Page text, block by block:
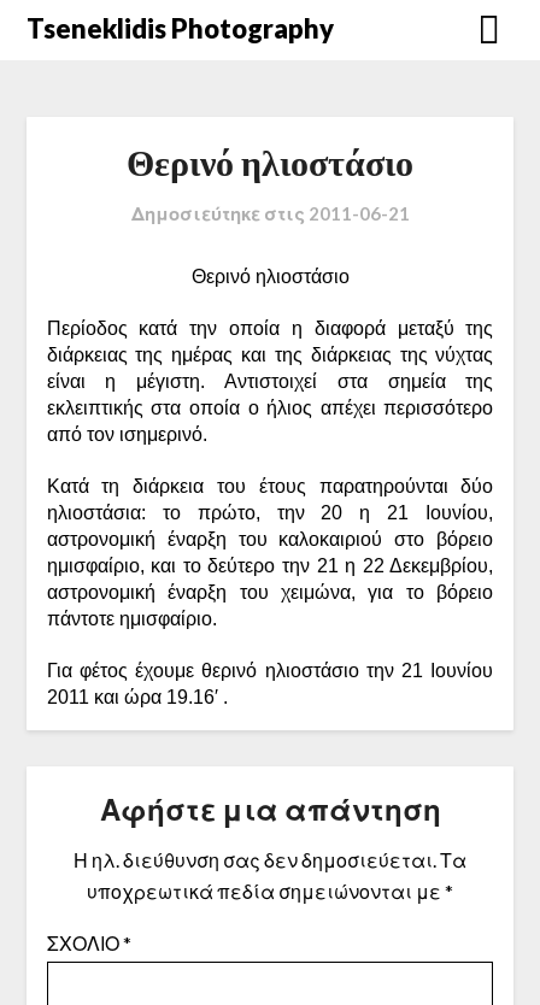
Μετάβαση
Tseneklidis Photography
Θερινό ηλιοστάσιο
Δημοσιεύτηκε στις 2011-06-21
Θερινό ηλιοστάσιο
Περίοδος κατά την οποία η διαφορά μεταξύ της
διάρκειας της ημέρας και της διάρκειας της νύχτας
είναι η μέγιστη. Αντιστοιχεί στα σημεία της
εκλειπτικής στα οποία ο ήλιος απέχει περισσότερο
από τον ισημερινό.
Κατά τη διάρκεια του έτους παρατηρούνται δύο
ηλιοστάσια: το πρώτο, την 20 η 21 Ιουνίου,
αστρονομική έναρξη του καλοκαιριού στο βόρειο
ημισφαίριο, και το δεύτερο την 21 η 22 Δεκεμβρίου,
αστρονομική έναρξη του χειμώνα, για το βόρειο
πάντοτε ημισφαίριο.
Για φέτος έχουμε θερινό ηλιοστάσιο την 21 Ιουνίου
2011 και ώρα 19.16′ .
Αφήστε μια απάντηση
Η ηλ. διεύθυνση σας δεν δημοσιεύεται.Τα
υποχρεωτικά πεδία σημειώνονται με *
ΣΧΌΛΙΟ*